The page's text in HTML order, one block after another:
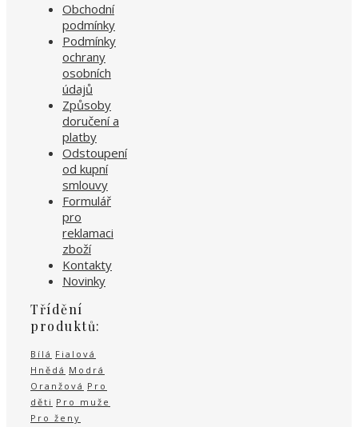
Obchodní
podmínky
Podmínky
ochrany
osobních
údajů
Způsoby
doručení a
platby
Odstoupení
od kupní
smlouvy
Formulář
pro
reklamaci
zboží
Kontakty
Novinky
Třídění
produktů:
Bílá Fialová
Hnědá Modrá
Oranžová Pro
děti Pro muže
Pro ženy